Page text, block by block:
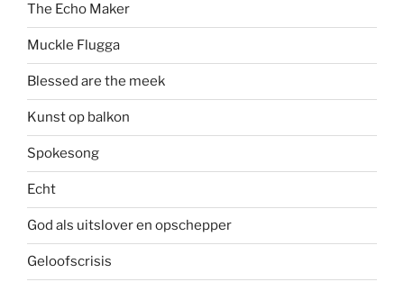
The Echo Maker
Muckle Flugga
Blessed are the meek
Kunst op balkon
Spokesong
Echt
God als uitslover en opschepper
Geloofscrisis